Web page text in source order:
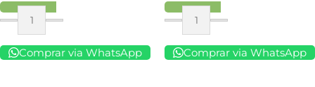
Comprar via WhatsApp Comprar via WhatsApp